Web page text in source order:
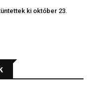
ki október 23.